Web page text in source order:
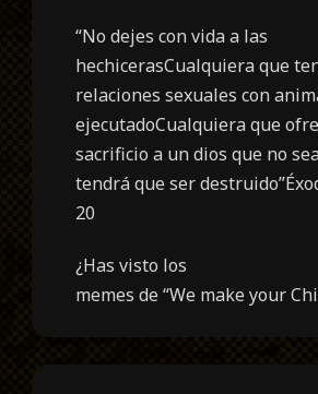
“No dejes con vida a las
hechicerasCualquiera que
relaciones sexuales con
ejecutadoCualquiera que
sacrificio a un dios que no
tendrá que ser
20
¿Has visto los
memes de “We make your